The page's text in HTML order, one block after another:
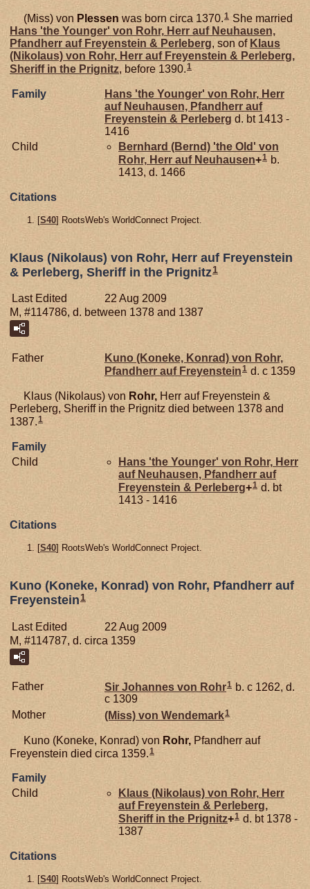
(Miss) von Plessen was born circa 1370.1 She married
Hans 'the Younger' von Rohr, Herr auf Neuhausen,
Pfandherr auf Freyenstein & Perleberg, son of Klaus
(Nikolaus) von Rohr, Herr auf Freyenstein & Perleberg,
Sheriff in the Prignitz, before 1390.1
Family Hans 'the Younger' von Rohr, Herr
auf Neuhausen, Pfandherr auf
Freyenstein & Perleberg d. bt 1413 -
1416
Child
Bernhard (Bernd) 'the Old' von
Rohr, Herr auf Neuhausen+1 b.
1413, d. 1466
Citations
[S40] RootsWeb's WorldConnect Project.
Klaus (Nikolaus) von Rohr, Herr auf Freyenstein
& Perleberg, Sheriff in the Prignitz1
Last Edited
22 Aug 2009
M, #114786, d. between 1378 and 1387
Father Kuno (Koneke, Konrad) von Rohr,
Pfandherr auf Freyenstein1 d. c 1359
Klaus (Nikolaus) von Rohr, Herr auf Freyenstein &
Perleberg, Sheriff in the Prignitz died between 1378 and
1387.1
Family
Child
Hans 'the Younger' von Rohr, Herr
auf Neuhausen, Pfandherr auf
Freyenstein & Perleberg+1 d. bt
1413 - 1416
Citations
[S40] RootsWeb's WorldConnect Project.
Kuno (Koneke, Konrad) von Rohr, Pfandherr auf
Freyenstein 1
Last Edited
22 Aug 2009
M, #114787, d. circa 1359
Father Sir Johannes von Rohr1 b. c 1262, d.
c 1309
Mother
(Miss) von Wendemark1
Kuno (Koneke, Konrad) von Rohr, Pfandherr auf
Freyenstein died circa 1359. 1
Family
Child
Klaus (Nikolaus) von Rohr, Herr
auf Freyenstein & Perleberg,
Sheriff in the Prignitz+1 d. bt 1378 -
1387
Citations
[S40] RootsWeb's WorldConnect Project.